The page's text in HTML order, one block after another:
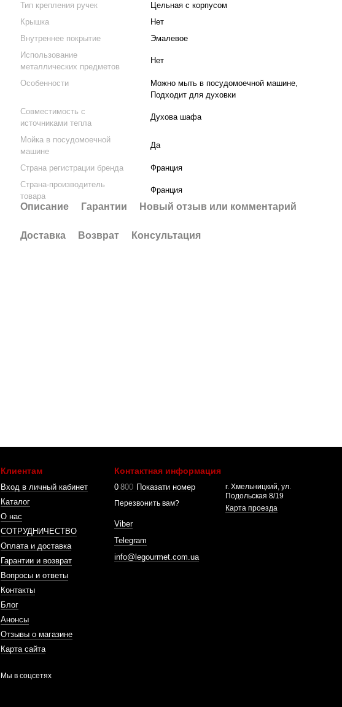
Тип крепления ручек
Цельная с корпусом
Крышка
Нет
Внутреннее покрытие
Эмалевое
Использование
металлических предметов
Нет
Особенности
Можно мыть в посудомоечной машине,
Подходит для духовки
Совместимость с
источниками тепла
Духова шафа
Мойка в посудомоечной
машине
Да
Страна регистрации бренда
Франция
Страна-производитель
товара
Франция
Описание Гарантии Новый отзыв или комментарий
Доставка Возврат Консультация
Клиентам
Вход в личный кабинет
Каталог
О нас
СОТРУДНИЧЕСТВО
Оплата и доставка
Гарантии и возврат
Вопросы и ответы
Контакты
Блог
Анонсы
Отзывы о магазине
Карта сайта
Мы в соцсетях
Контактная информация
0 800 Показати номер
Перезвонить вам?
Viber
Telegram
info@legourmet.com.ua
г. Хмельницкий, ул.
Подольская 8/19
Карта проезда